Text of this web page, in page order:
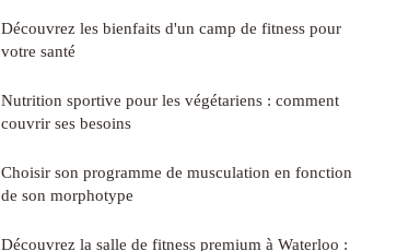
Découvrez les bienfaits d'un camp de fitness pour
votre santé
Nutrition sportive pour les végétariens : comment
couvrir ses besoins
Choisir son programme de musculation en fonction
de son morphotype
Découvrez la salle de fitness premium à Waterloo :